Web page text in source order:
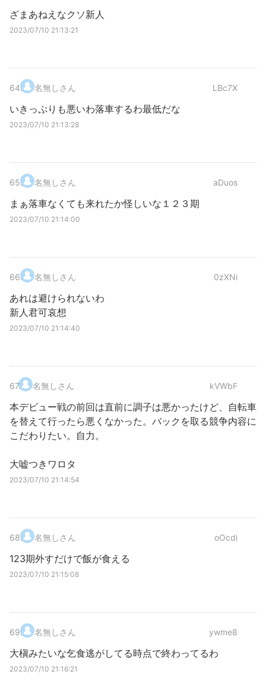
ざまあねえなクソ新人
2023/07/10 21:13:21
64. 名無しさん LBc7X
いきっぷりも悪いわ落車するわ最低だな
2023/07/10 21:13:28
65. 名無しさん aDuos
まぁ落車なくても来れたか怪しいな１２３期
2023/07/10 21:14:00
66. 名無しさん 0zXNi
あれは避けられないわ
新人君可哀想
2023/07/10 21:14:40
67. 名無しさん kVWbF
本デビュー戦の前回は直前に調子は悪かったけど、自転車
を替えて行ったら悪くなかった。バックを取る競争内容に
こだわりたい。自力。
大嘘つきワロタ
2023/07/10 21:14:54
68. 名無しさん oOcdi
123期外すだけで飯が食える
2023/07/10 21:15:08
69. 名無しさん ywme8
大槇みたいな乞食逃がしてる時点で終わってるわ
2023/07/10 21:16:21